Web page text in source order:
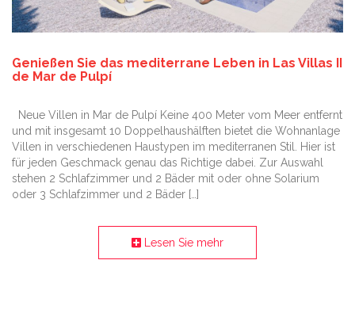
Genießen Sie das mediterrane Leben in Las Villas II
de Mar de Pulpí
Neue Villen in Mar de Pulpí Keine 400 Meter vom Meer entfernt
und mit insgesamt 10 Doppelhaushälften bietet die Wohnanlage
Villen in verschiedenen Haustypen im mediterranen Stil. Hier ist
für jeden Geschmack genau das Richtige dabei. Zur Auswahl
stehen 2 Schlafzimmer und 2 Bäder mit oder ohne Solarium
oder 3 Schlafzimmer und 2 Bäder […]
Lesen Sie mehr